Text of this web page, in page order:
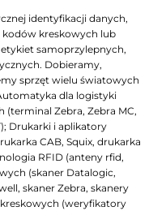
identyfikacji danych,
kodów kreskowych lub
samoprzylepnych,
Dobieramy,
sprzęt wielu światowych
dla logistyki
(terminal Zebra, Zebra MC,
Drukarki i aplikatory
CAB, Squix, drukarka
RFID (anteny rfid,
(skaner Datalogic,
skaner Zebra, skanery
(weryfikatory